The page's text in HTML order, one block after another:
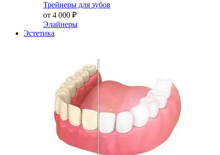
Трейнеры для зубов
от 4 000 ₽
Элайнеры
Эстетика